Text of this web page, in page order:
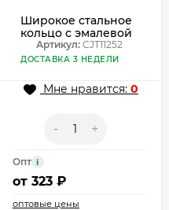
Широкое стальное
кольцо с эмалевой
вставкой под
белый мрамор
Артикул:CJT11252
ДОСТАВКА 3 НЕДЕЛИ
Мне нравится: 0
- +
Опт i
от 323 ₽
оптовые цены